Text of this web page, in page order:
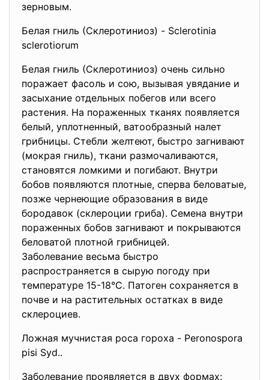
зерновым.
Белая гниль (Склеротиниоз) - Sclerotinia
sclerotiorum
Белая гниль (Склеротиниоз) очень сильно
поражает фасоль и сою, вызывая увядание и
засыхание отдельных побегов или всего
растения. На пораженных тканях появляется
белый, уплотненный, ватообразный налет
грибницы. Стебли желтеют, быстро загнивают
(мокрая гниль), ткани размочаливаются,
становятся ломкими и погибают. Внутри
бобов появляются плотные, сперва беловатые,
позже чернеющие образования в виде
бородавок (склероции гриба). Семена внутри
пораженных бобов загнивают и покрываются
беловатой плотной грибницей.
Заболевание весьма быстро
распространяется в сырую погоду при
температуре 15-18°С. Патоген сохраняется в
почве и на растительных остатках в виде
склероциев.
Ложная мучнистая роса гороха - Peronospora
pisi Syd..
Заболевание проявляется в двух формах: